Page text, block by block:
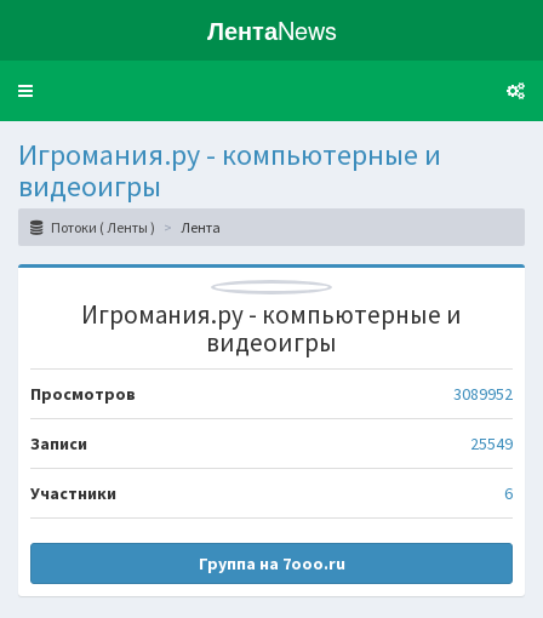
ЛентаNews
Toggle
Игромания.ру - компьютерные и
видеоигры
Потоки ( Ленты ) Лента
Игромания.ру - компьютерные и
видеоигры
Просмотров 3089952
Записи 25549
Участники 6
Группа на 7ooo.ru